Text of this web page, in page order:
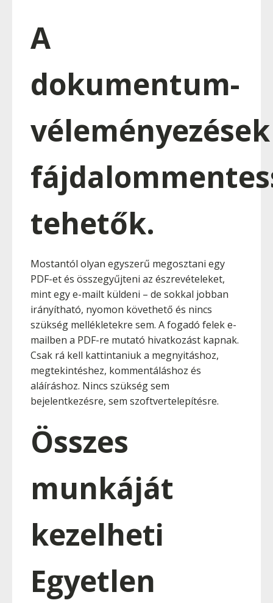
A
dokumentum-
véleményezések
tehetők.
Mostantól olyan egyszerű megosztani egy
PDF-et és összegyűjteni az észrevételeket,
mint egy e-mailt küldeni – de sokkal jobban
irányítható, nyomon követhető és nincs
szükség mellékletekre sem. A fogadó felek e-
mailben a PDF-re mutató hivatkozást kapnak.
Csak rá kell kattintaniuk a megnyitáshoz,
megtekintéshez, kommentáláshoz és
aláíráshoz. Nincs szükség sem
bejelentkezésre, sem szoftvertelepítésre.
Összes
munkáját
kezelheti
Egyetlen